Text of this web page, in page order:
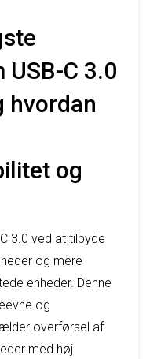
C 3.0
hvordan
og
3.0 ved at tilbyde
og mere
enheder. Denne
og
overførsel af
med høj